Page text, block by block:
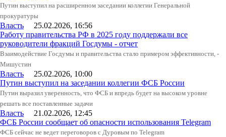
Путин выступил на расширенном заседании коллегии Генеральной
прокуратуры
Власть 25.02.2026, 16:56
Работу правительства РФ в 2025 году поддержали все
руководители фракций Госдумы - отчет
Взаимодействие Госдумы и правительства стало примером эффективности, -
Мишустин
Власть 25.02.2026, 10:00
Путин выступил на заседании коллегии ФСБ России
Путин выразил уверенность, что ФСБ и впредь будет на высоком уровне
решать все поставленные задачи
Власть 21.02.2026, 12:45
ФСБ России сообщает об опасности использования Telegram
ФСБ сейчас не ведет переговоров с Дуровым по Telegram